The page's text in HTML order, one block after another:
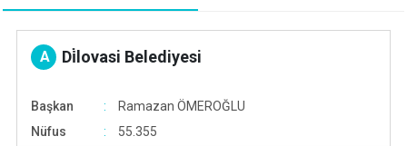
A Di̇lovasi Belediyesi
Başkan
Ramazan ÖMEROĞLU
Nüfus
55.355